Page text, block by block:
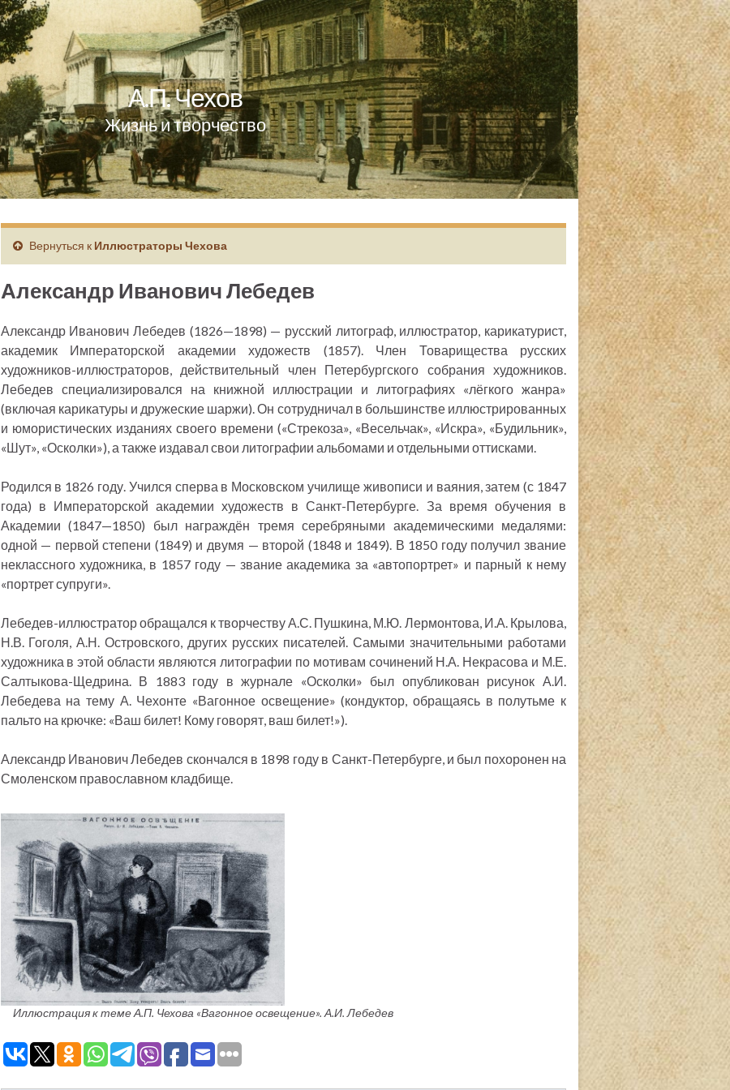
А.П. Чехов
Жизнь и творчество
Вернуться к Иллюстраторы Чехова
Александр Иванович Лебедев
Александр Иванович Лебедев (1826—1898) — русский литограф, иллюстратор, карикатурист,
академик Императорской академии художеств (1857). Член Товарищества русских
художников-иллюстраторов, действительный член Петербургского собрания художников.
Лебедев специализировался на книжной иллюстрации и литографиях «лёгкого жанра»
(включая карикатуры и дружеские шаржи). Он сотрудничал в большинстве иллюстрированных
и юмористических изданиях своего времени («Стрекоза», «Весельчак», «Искра», «Будильник»,
«Шут», «Осколки»), а также издавал свои литографии альбомами и отдельными оттисками.
Родился в 1826 году. Учился сперва в Московском училище живописи и ваяния, затем (с 1847
года) в Императорской академии художеств в Санкт-Петербурге. За время обучения в
Академии (1847—1850) был награждён тремя серебряными академическими медалями:
одной — первой степени (1849) и двумя — второй (1848 и 1849). В 1850 году получил звание
неклассного художника, в 1857 году — звание академика за «автопортрет» и парный к нему
«портрет супруги».
Лебедев-иллюстратор обращался к творчеству А.С. Пушкина, М.Ю. Лермонтова, И.А. Крылова,
Н.В. Гоголя, А.Н. Островского, других русских писателей. Самыми значительными работами
художника в этой области являются литографии по мотивам сочинений Н.А. Некрасова и М.Е.
Салтыкова-Щедрина. В 1883 году в журнале «Осколки» был опубликован рисунок А.И.
Лебедева на тему А. Чехонте «Вагонное освещение» (кондуктор, обращаясь в полутьме к
пальто на крючке: «Ваш билет! Кому говорят, ваш билет!»).
Александр Иванович Лебедев скончался в 1898 году в Санкт-Петербурге, и был похоронен на
Смоленском православном кладбище.
Иллюстрация к теме А.П. Чехова «Вагонное освещение». А.И. Лебедев